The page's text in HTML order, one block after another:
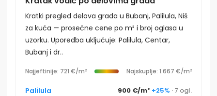
Kratki pregled delova grada u Bubanj, Palilula, Niš
za kuća — prosečne cene po m² i broj oglasa u
uzorku. Uporedba uključuje: Palilula, Centar,
Bubanj i dr..
Najjeftinije: 721 €/m² Najskuplje: 1.667 €/m²
Palilula 900 €/m² +25% · 7 ogl.